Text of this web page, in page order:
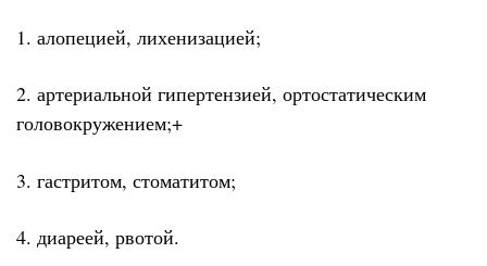
1. алопецией, лихенизацией;
2. артериальной гипертензией, ортостатическим
головокружением;+
3. гастритом, стоматитом;
4. диареей, рвотой.